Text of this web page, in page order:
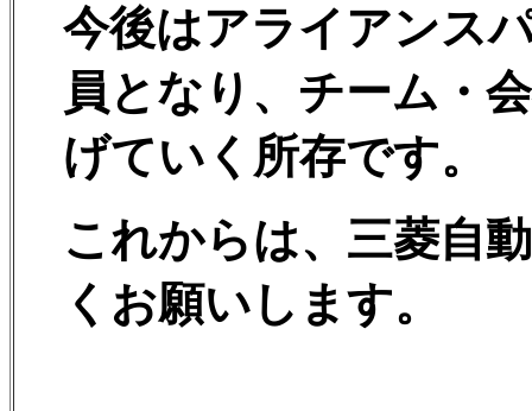
今後はアライアンス
員となり、チーム・
げていく所存です。
これからは、三菱自
くお願いします。